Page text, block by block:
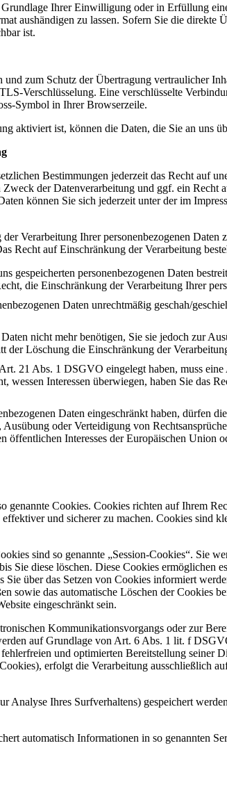
Ihrer Einwilligung oder in Erfüllung
aushändigen zu lassen. Sofern Sie die
ist.
und zum Schutz der Übertragung vertraulicher
Verschlüsselung. Eine verschlüsselte
Symbol in Ihrer Browserzeile.
aktiviert ist, können die Daten, die Sie an uns
Bestimmungen jederzeit das Recht auf
der Datenverarbeitung und ggf. ein
können Sie sich jederzeit unter der im
Verarbeitung Ihrer personenbezogenen
Recht auf Einschränkung der Verarbeitung
gespeicherten personenbezogenen Daten
die Einschränkung der Verarbeitung Ihrer
Daten unrechtmäßig geschah/
nicht mehr benötigen, Sie sie jedoch zur
der Löschung die Einschränkung der
21 Abs. 1 DSGVO eingelegt haben, muss
wessen Interessen überwiegen, haben Sie das
Daten eingeschränkt haben, dürfen
oder Verteidigung von
öffentlichen Interesses der Europäischen Union
genannte Cookies. Cookies richten auf Ihrem
und sicherer zu machen. Cookies sind
sind so genannte „Session-Cookies“. Sie
Sie diese löschen. Diese Cookies ermöglichen
Sie über das Setzen von Cookies informiert
sowie das automatische Löschen der Cookies
eingeschränkt sein.
Kommunikationsvorgangs oder zur
auf Grundlage von Art. 6 Abs. 1 lit. f
und optimierten Bereitstellung seiner
erfolgt die Verarbeitung ausschließlich
Analyse Ihres Surfverhaltens) gespeichert
automatisch Informationen in so genannten